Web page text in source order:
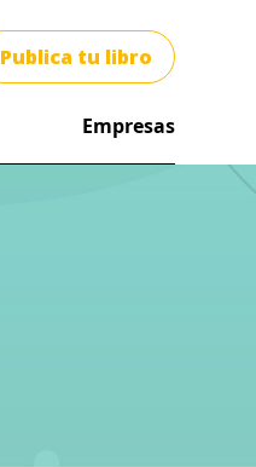
Publica tu libro
Empresas